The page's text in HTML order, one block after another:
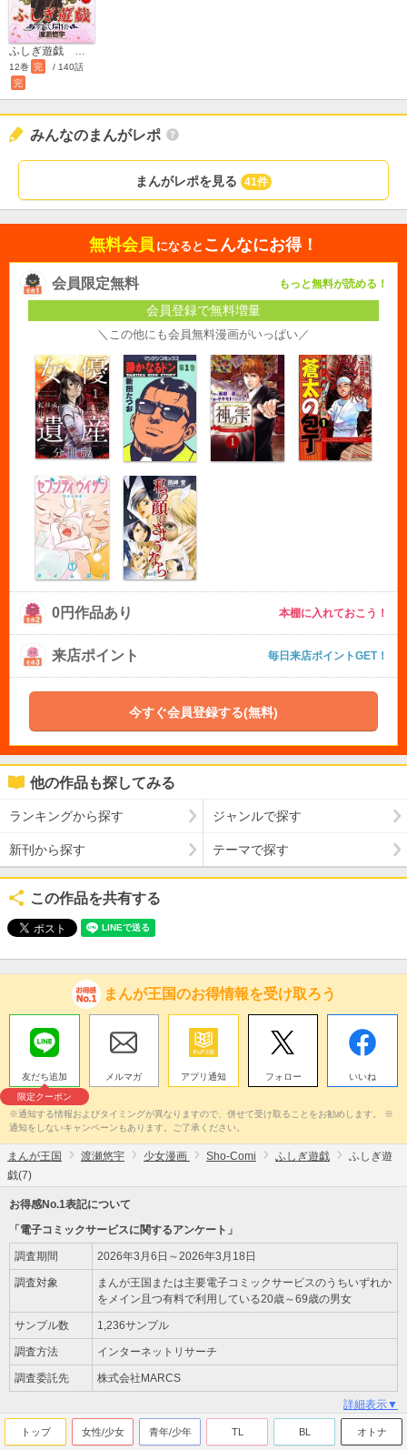
ふしぎ遊戯 玄武開伝
12巻 完
/ 140話
完
みんなのまんがレポ
まんがレポを見る 41件
無料会員 になると こんなにお得！
会員限定無料 もっと無料が読める！
会員登録で無料増量
＼この他にも会員無料漫画がいっぱい／
0円作品あり 本棚に入れておこう！
来店ポイント 毎日来店ポイントGET！
今すぐ会員登録する(無料)
他の作品も探してみる
ランキングから探す ジャンルで探す
新刊から探す テーマで探す
この作品を共有する
まんが王国のお得情報を受け取ろう
友だち追加
限定クーポン
メルマガ アプリ通知 フォロー いいね
※通知する情報およびタイミングが異なりますので、併せて受け取ることをお勧めします。 ※
通知をしないキャンペーンもあります。ご了承ください。
まんが王国 渡瀬悠宇 少女漫画 Sho-Comi ふしぎ遊戯
ふしぎ遊
戯(7)
お得感No.1表記について
「電子コミックサービスに関するアンケート」
調査期間 2026年3月6日～2026年3月18日
調査対象
まんが王国または主要電子コミックサービスのうちいずれか
をメイン且つ有料で利用している20歳～69歳の男女
サンプル数 1,236サンプル
調査方法 インターネットリサーチ
調査委託先 株式会社MARCS
詳細表示▼
トップ 女性/少女 青年/少年 TL BL オトナ